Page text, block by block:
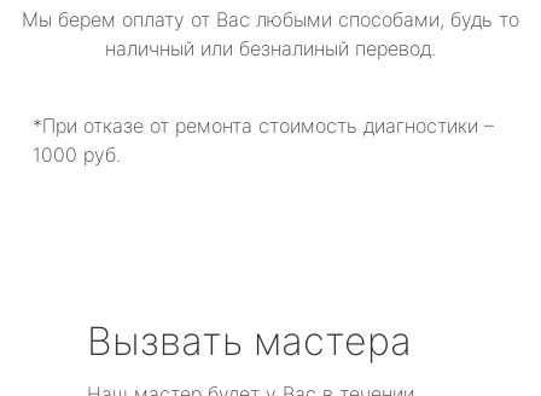
Мы берем оплату от Вас любыми способами, будь то
наличный или безналиный перевод.
*При отказе от ремонта стоимость диагностики –
1000 руб.
Вызвать мастера